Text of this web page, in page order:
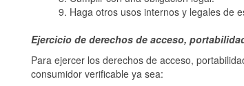
9. Haga otros usos internos y legales de
Ejercicio de derechos de acceso,
Para ejercer los derechos de acceso,
consumidor verificable ya sea: